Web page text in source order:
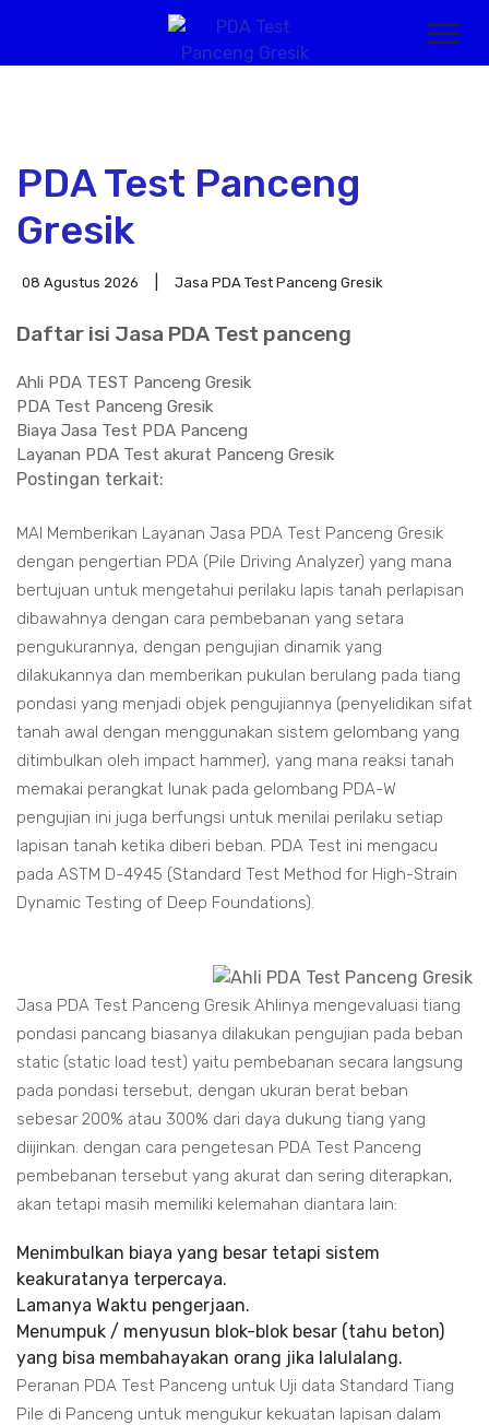
PDA Test Panceng
Gresik
08 Agustus 2026 Jasa PDA Test Panceng Gresik
Daftar isi Jasa PDA Test panceng
Ahli PDA TEST Panceng Gresik
PDA Test Panceng Gresik
Biaya Jasa Test PDA Panceng
Layanan PDA Test akurat Panceng Gresik
Postingan terkait:
MAI Memberikan Layanan Jasa PDA Test Panceng Gresik
dengan pengertian PDA (Pile Driving Analyzer) yang mana
bertujuan untuk mengetahui perilaku lapis tanah perlapisan
dibawahnya dengan cara pembebanan yang setara
pengukurannya, dengan pengujian dinamik yang
dilakukannya dan memberikan pukulan berulang pada tiang
pondasi yang menjadi objek pengujiannya (penyelidikan sifat
tanah awal dengan menggunakan sistem gelombang yang
ditimbulkan oleh impact hammer), yang mana reaksi tanah
memakai perangkat lunak pada gelombang PDA-W
pengujian ini juga berfungsi untuk menilai perilaku setiap
lapisan tanah ketika diberi beban. PDA Test ini mengacu
pada ASTM D-4945 (Standard Test Method for High-Strain
Dynamic Testing of Deep Foundations).
Jasa PDA Test Panceng Gresik Ahlinya mengevaluasi tiang
pondasi pancang biasanya dilakukan pengujian pada beban
static (static load test) yaitu pembebanan secara langsung
pada pondasi tersebut, dengan ukuran berat beban
sebesar 200% atau 300% dari daya dukung tiang yang
diijinkan. dengan cara pengetesan PDA Test Panceng
pembebanan tersebut yang akurat dan sering diterapkan,
akan tetapi masih memiliki kelemahan diantara lain:
Menimbulkan biaya yang besar tetapi sistem
keakuratanya terpercaya.
Lamanya Waktu pengerjaan.
Menumpuk / menyusun blok-blok besar (tahu beton)
yang bisa membahayakan orang jika lalulalang.
Peranan PDA Test Panceng untuk Uji data Standard Tiang
Pile di Panceng untuk mengukur kekuatan lapisan dalam